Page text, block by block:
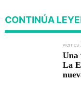
CONTINÚA
viernes
Una
La